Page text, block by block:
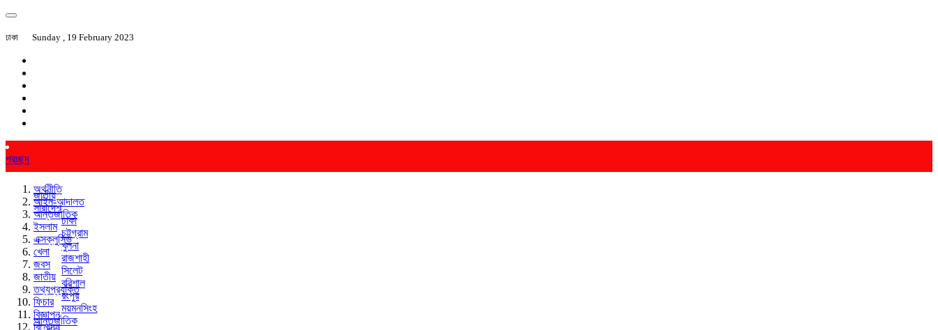
ঢাকা Sunday , 19 February 2023
প্রচ্ছদ
জাতীয়
সারাদেশ
ঢাকা
চট্টগ্রাম
খুলনা
রাজশাহী
সিলেট
বরিশাল
রংপুর
ময়মনসিংহ
আন্তর্জাতিক
অর্থনীতি
আইন-আদালত
আন্তর্জাতিক
ইসলাম
এক্সক্লুসিভ
খেলা
জবস
জাতীয়
তথ্যপ্রযুক্তি
ফিচার
বিজ্ঞাপন
বিনোদন